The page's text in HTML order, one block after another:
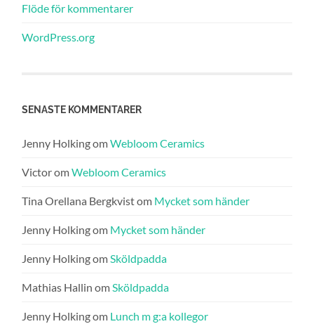
Flöde för kommentarer
WordPress.org
SENASTE KOMMENTARER
Jenny HolkingomWebloom Ceramics
VictoromWebloom Ceramics
Tina Orellana Bergkvistom Mycket som händer
Jenny Holkingom Mycket som händer
Jenny HolkingomSköldpadda
Mathias Hallin omSköldpadda
Jenny Holkingom Lunch m g:a kollegor